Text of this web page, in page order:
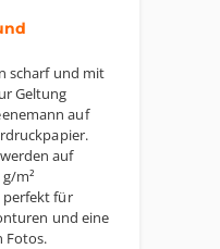
scharf und mit
Geltung
auf
auf
m²
perfekt für
und eine
Fotos.